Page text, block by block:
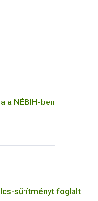
a NÉBIH-ben
sűrítményt foglalt